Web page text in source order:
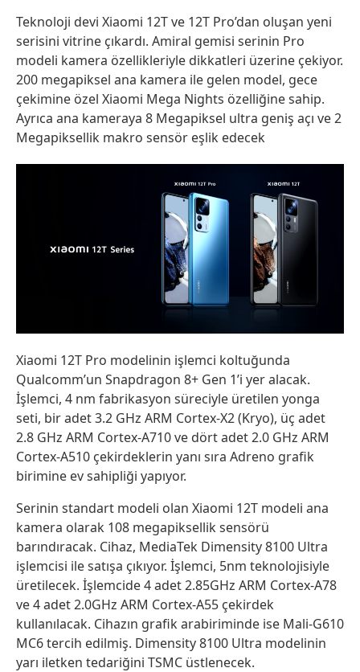
Teknoloji devi Xiaomi 12T ve 12T Pro’dan oluşan yeni
serisini vitrine çıkardı. Amiral gemisi serinin Pro
modeli kamera özellikleriyle dikkatleri üzerine çekiyor.
200 megapiksel ana kamera ile gelen model, gece
çekimine özel Xiaomi Mega Nights özelliğine sahip.
Ayrıca ana kameraya 8 Megapiksel ultra geniş açı ve 2
Megapiksellik makro sensör eşlik edecek
Xiaomi 12T Pro modelinin işlemci koltuğunda
Qualcomm’un Snapdragon 8+ Gen 1’i yer alacak.
İşlemci, 4 nm fabrikasyon süreciyle üretilen yonga
seti, bir adet 3.2 GHz ARM Cortex-X2 (Kryo), üç adet
2.8 GHz ARM Cortex-A710 ve dört adet 2.0 GHz ARM
Cortex-A510 çekirdeklerin yanı sıra Adreno grafik
birimine ev sahipliği yapıyor.
Serinin standart modeli olan Xiaomi 12T modeli ana
kamera olarak 108 megapiksellik sensörü
barındıracak. Cihaz, MediaTek Dimensity 8100 Ultra
işlemcisi ile satışa çıkıyor. İşlemci, 5nm teknolojisiyle
üretilecek. İşlemcide 4 adet 2.85GHz ARM Cortex-A78
ve 4 adet 2.0GHz ARM Cortex-A55 çekirdek
kullanılacak. Cihazın grafik arabiriminde ise Mali-G610
MC6 tercih edilmiş. Dimensity 8100 Ultra modelinin
yarı iletken tedariğini TSMC üstlenecek.